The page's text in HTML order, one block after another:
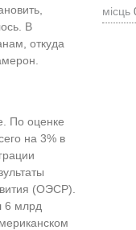
В
откуда
По оценке
на 3% в
(ОЭСР).
6 млрд
місць